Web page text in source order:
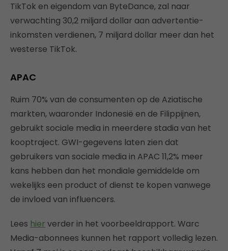
TikTok en eigendom van ByteDance, zal naar
verwachting 30,2 miljard dollar aan advertentie-
inkomsten verdienen, 7 miljard dollar meer dan het
westerse TikTok.
APAC
Ruim 70% van de consumenten op de Aziatische
markten, waaronder Indonesië en de Filippijnen,
gebruikt sociale media in meerdere stadia van het
kooptraject. GWI-gegevens laten zien dat
gebruikers van sociale media in APAC 11,2% meer
kans hebben dan het mondiale gemiddelde om
wekelijks een product of dienst te kopen vanwege
de invloed van influencers.
Lees hier verder in het voorbeeldrapport. Warc
Media-abonnees kunnen het rapport volledig lezen.